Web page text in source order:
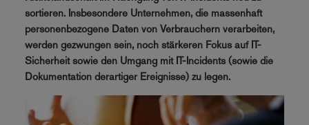
sortieren. Insbesondere Unternehmen, die massenhaft
personenbezogene Daten von Verbrauchern verarbeiten,
werden gezwungen sein, noch stärkeren Fokus auf IT-
Sicherheit sowie den Umgang mit IT-Incidents (sowie die
Dokumentation derartiger Ereignisse) zu legen.